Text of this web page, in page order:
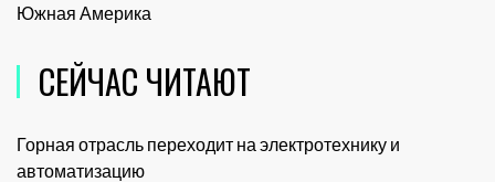
Южная Америка
СЕЙЧАС ЧИТАЮТ
Горная отрасль переходит на электротехнику и
автоматизацию